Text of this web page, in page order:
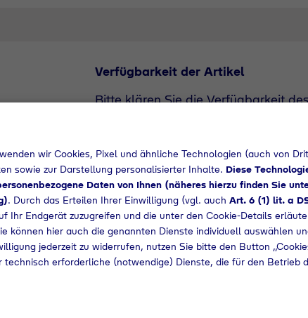
Verfügbarkeit der Artikel
Bitte klären Sie die Verfügbarkeit
unserem Vertriebspartner. Auch
+49 8165924780
wir Cookies, Pixel und ähnliche Technologien (auch von
sowie zur Darstellung personalisierter Inhalte. Diese
Daten von Ihnen (näheres hierzu finden Sie
). Durch das Erteilen Ihrer Einwilligung (vgl. auch Art. 6 (1) lit. a
Ihr Endgerät zuzugreifen und die unter den Cookie-Details
können hier auch die genannten Dienste individuell auswählen
jederzeit zu widerrufen, nutzen Sie bitte den Button
erforderliche (notwendige) Dienste, die für den Betrieb